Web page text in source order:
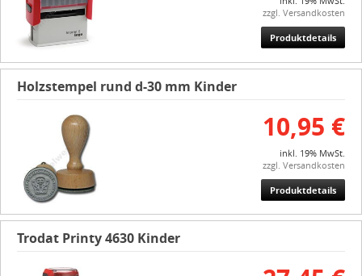
zzgl. Versandkosten
Produktdetails
Holzstempel rund d-30 mm Kinder
10,95 €
inkl. 19% MwSt.
zzgl. Versandkosten
Produktdetails
Trodat Printy 4630 Kinder